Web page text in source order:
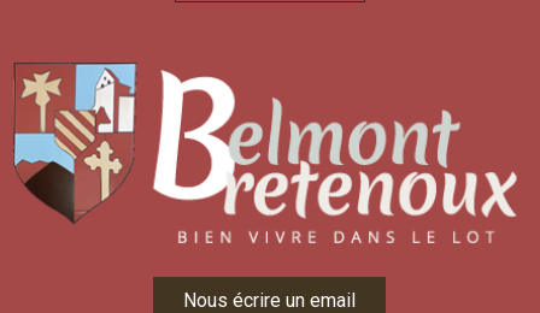
Nous écrire un email